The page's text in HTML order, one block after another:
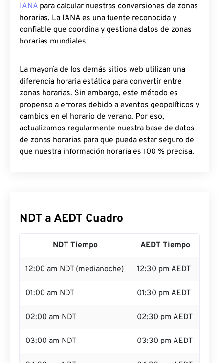
IANA para calcular nuestras conversiones de zonas
horarias. La IANA es una fuente reconocida y
confiable que coordina y gestiona datos de zonas
horarias mundiales.
La mayoría de los demás sitios web utilizan una
diferencia horaria estática para convertir entre
zonas horarias. Sin embargo, este método es
propenso a errores debido a eventos geopolíticos y
cambios en el horario de verano. Por eso,
actualizamos regularmente nuestra base de datos
de zonas horarias para que pueda estar seguro de
que nuestra información horaria es 100 % precisa.
NDT a AEDT Cuadro
NDT Tiempo AEDT Tiempo
12:00 am NDT (medianoche) 12:30 pm AEDT
01:00 am NDT 01:30 pm AEDT
02:00 am NDT 02:30 pm AEDT
03:00 am NDT 03:30 pm AEDT